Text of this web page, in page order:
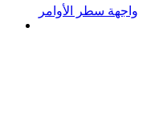
واجهة سطر الأوامر